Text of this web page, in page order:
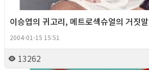
이승엽의 귀고리, 메트로섹슈얼의 거짓말
2004-01-15 15:51
13262